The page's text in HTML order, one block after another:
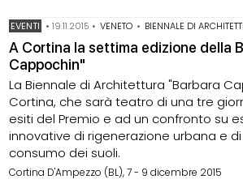
EVENTI •19.11.2015 • VENETO • BIENNALE DI ARCHITETTURA
A Cortina la settima edizione della
Cappochin"
La Biennale di Architettura "Barbara
Cortina, che sarà teatro di una tre
esiti del Premio e ad un confronto su
innovative di rigenerazione urbana e
consumo dei suoli.
Cortina D'Ampezzo (BL), 7 - 9 dicembre 2015